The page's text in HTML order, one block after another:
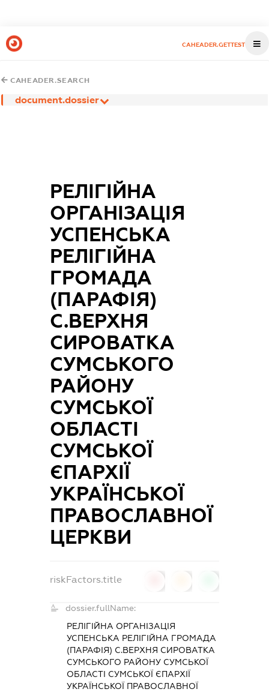
CAHEADER.GETTEST
CAHEADER.SEARCH
document.dossier
РЕЛІГІЙНА
ОРГАНІЗАЦІЯ
УСПЕНСЬКА
РЕЛІГІЙНА
ГРОМАДА
(ПАРАФІЯ)
С.ВЕРХНЯ
СИРОВАТКА
СУМСЬКОГО
РАЙОНУ
СУМСЬКОЇ
ОБЛАСТІ
СУМСЬКОЇ
ЄПАРХІЇ
УКРАЇНСЬКОЇ
ПРАВОСЛАВНОЇ
ЦЕРКВИ
riskFactors.title
dossier.fullName:
РЕЛІГІЙНА ОРГАНІЗАЦІЯ
УСПЕНСЬКА РЕЛІГІЙНА ГРОМАДА
(ПАРАФІЯ) С.ВЕРХНЯ СИРОВАТКА
СУМСЬКОГО РАЙОНУ СУМСЬКОЇ
ОБЛАСТІ СУМСЬКОЇ ЄПАРХІЇ
УКРАЇНСЬКОЇ ПРАВОСЛАВНОЇ